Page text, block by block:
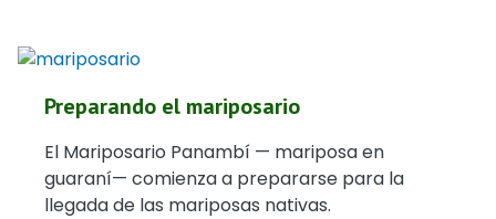
Preparando el mariposario
El Mariposario Panambí — mariposa en
guaraní— comienza a prepararse para la
llegada de las mariposas nativas.